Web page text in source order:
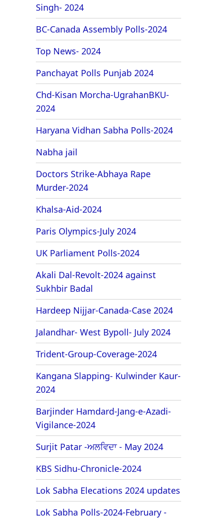
Singh- 2024
BC-Canada Assembly Polls-2024
Top News- 2024
Panchayat Polls Punjab 2024
Chd-Kisan Morcha-UgrahanBKU-
2024
Haryana Vidhan Sabha Polls-2024
Nabha jail
Doctors Strike-Abhaya Rape
Murder-2024
Khalsa-Aid-2024
Paris Olympics-July 2024
UK Parliament Polls-2024
Akali Dal-Revolt-2024 against
Sukhbir Badal
Hardeep Nijjar-Canada-Case 2024
Jalandhar- West Bypoll- July 2024
Trident-Group-Coverage-2024
Kangana Slapping- Kulwinder Kaur-
2024
Barjinder Hamdard-Jang-e-Azadi-
Vigilance-2024
Surjit Patar -ਅਲਵਿਦਾ - May 2024
KBS Sidhu-Chronicle-2024
Lok Sabha Elecations 2024 updates
Lok Sabha Polls-2024-February -